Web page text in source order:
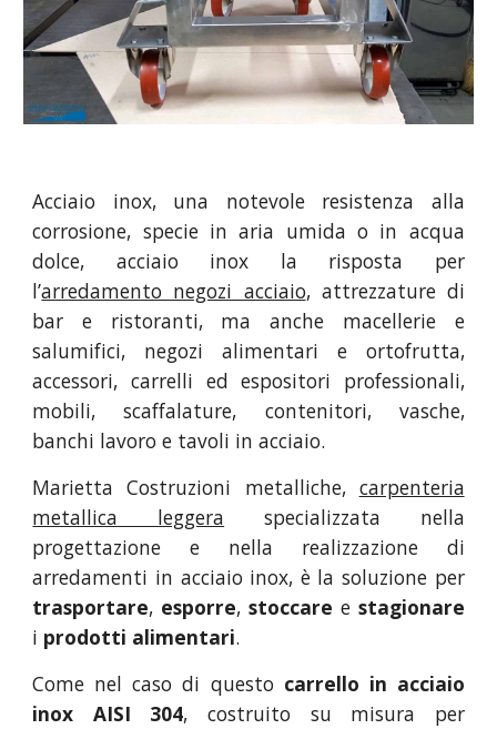
Acciaio inox, una notevole resistenza alla
corrosione, specie in aria umida o in acqua
dolce, acciaio inox la risposta per
l’arredamento negozi acciaio, attrezzature di
bar e ristoranti, ma anche macellerie e
salumifici, negozi alimentari e ortofrutta,
accessori, carrelli ed espositori professionali,
mobili, scaffalature, contenitori, vasche,
banchi lavoro e tavoli in acciaio.
Marietta Costruzioni metalliche, carpenteria
metallica leggera specializzata nella
progettazione e nella realizzazione di
arredamenti in acciaio inox, è la soluzione per
trasportare, esporre,stoccare e stagionare
i prodotti alimentari.
Come nel caso di questo carrello in acciaio
inox AISI 304, costruito su misura per